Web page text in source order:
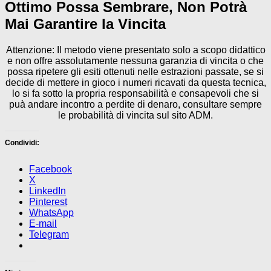
Ottimo Possa Sembrare, Non Potrà
Mai Garantire la Vincita
Attenzione: Il metodo viene presentato solo a scopo didattico
e non offre assolutamente nessuna garanzia di vincita o che
possa ripetere gli esiti ottenuti nelle estrazioni passate, se si
decide di mettere in gioco i numeri ricavati da questa tecnica,
lo si fa sotto la propria responsabilità e consapevoli che si
puà andare incontro a perdite di denaro, consultare sempre
le probabilità di vincita sul sito ADM.
Condividi:
Facebook
X
LinkedIn
Pinterest
WhatsApp
E-mail
Telegram